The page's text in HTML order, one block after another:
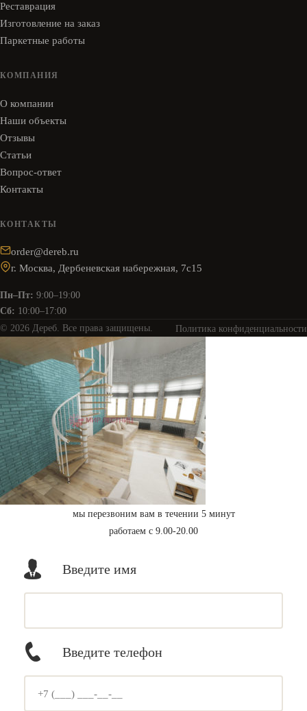
Реставрация
Изготовление на заказ
Паркетные работы
КОМПАНИЯ
О компании
Наши объекты
Отзывы
Статьи
Вопрос-ответ
Контакты
КОНТАКТЫ
order@dereb.ru
г. Москва, Дербеневская набережная, 7с15
Пн–Пт: 9:00–19:00
Сб: 10:00–17:00
© 2026 Дереб. Все права защищены.
Политика конфиденциальности
мы перезвоним вам в течении 5 минут
работаем с 9.00-20.00
Введите имя
Введите телефон